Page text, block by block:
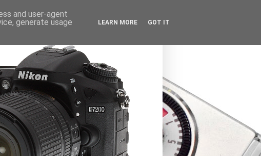
and user-agent
generate usage
LEARN MORE GOT IT